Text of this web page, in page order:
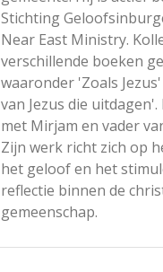
Stichting
Near East Ministry.
verschillende boeken
waaronder 'Zoals
van Jezus die
met Mirjam en vader
Zijn werk richt zich op
het geloof en het
reflectie binnen de
gemeenschap.